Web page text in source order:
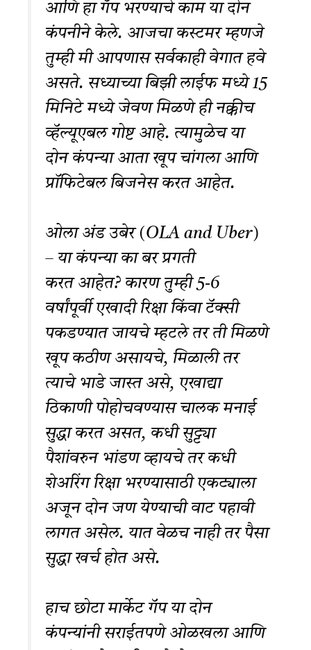
आणि हा गॅप भरण्याचे काम या दोन
कंपनीने केले. आजचा कस्टमर म्हणजे
तुम्ही मी आपणास सर्वकाही वेगात हवे
असते. सध्याच्या बिझी लाईफ मध्ये 15
मिनिटे मध्ये जेवण मिळणे ही नक्कीच
व्हॅल्यूएबल गोष्ट आहे. त्यामुळेच या
दोन कंपन्या आता खूप चांगला आणि
प्रॉफिटेबल बिजनेस करत आहेत.
ओला अंड उबेर (OLA and Uber)
– या कंपन्या का बर प्रगती
करत आहेत? कारण तुम्ही 5-6
वर्षांपूर्वी एखादी रिक्षा किंवा टॅक्सी
पकडण्यात जायचे म्हटले तर ती मिळणे
खूप कठीण असायचे, मिळाली तर
त्याचे भाडे जास्त असे, एखाद्या
ठिकाणी पोहोचवण्यास चालक मनाई
सुद्धा करत असत, कधी सुट्ट्या
पैशांवरुन भांडण व्हायचे तर कधी
शेअरिंग रिक्षा भरण्यासाठी एकट्याला
अजून दोन जण येण्याची वाट पहावी
लागत असेल. यात वेळच नाही तर पैसा
सुद्धा खर्च होत असे.
हाच छोटा मार्केट गॅप या दोन
कंपन्यांनी सराईतपणे ओळखला आणि